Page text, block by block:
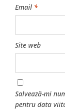
Email *
Site web
Salvează-mi
pentru data